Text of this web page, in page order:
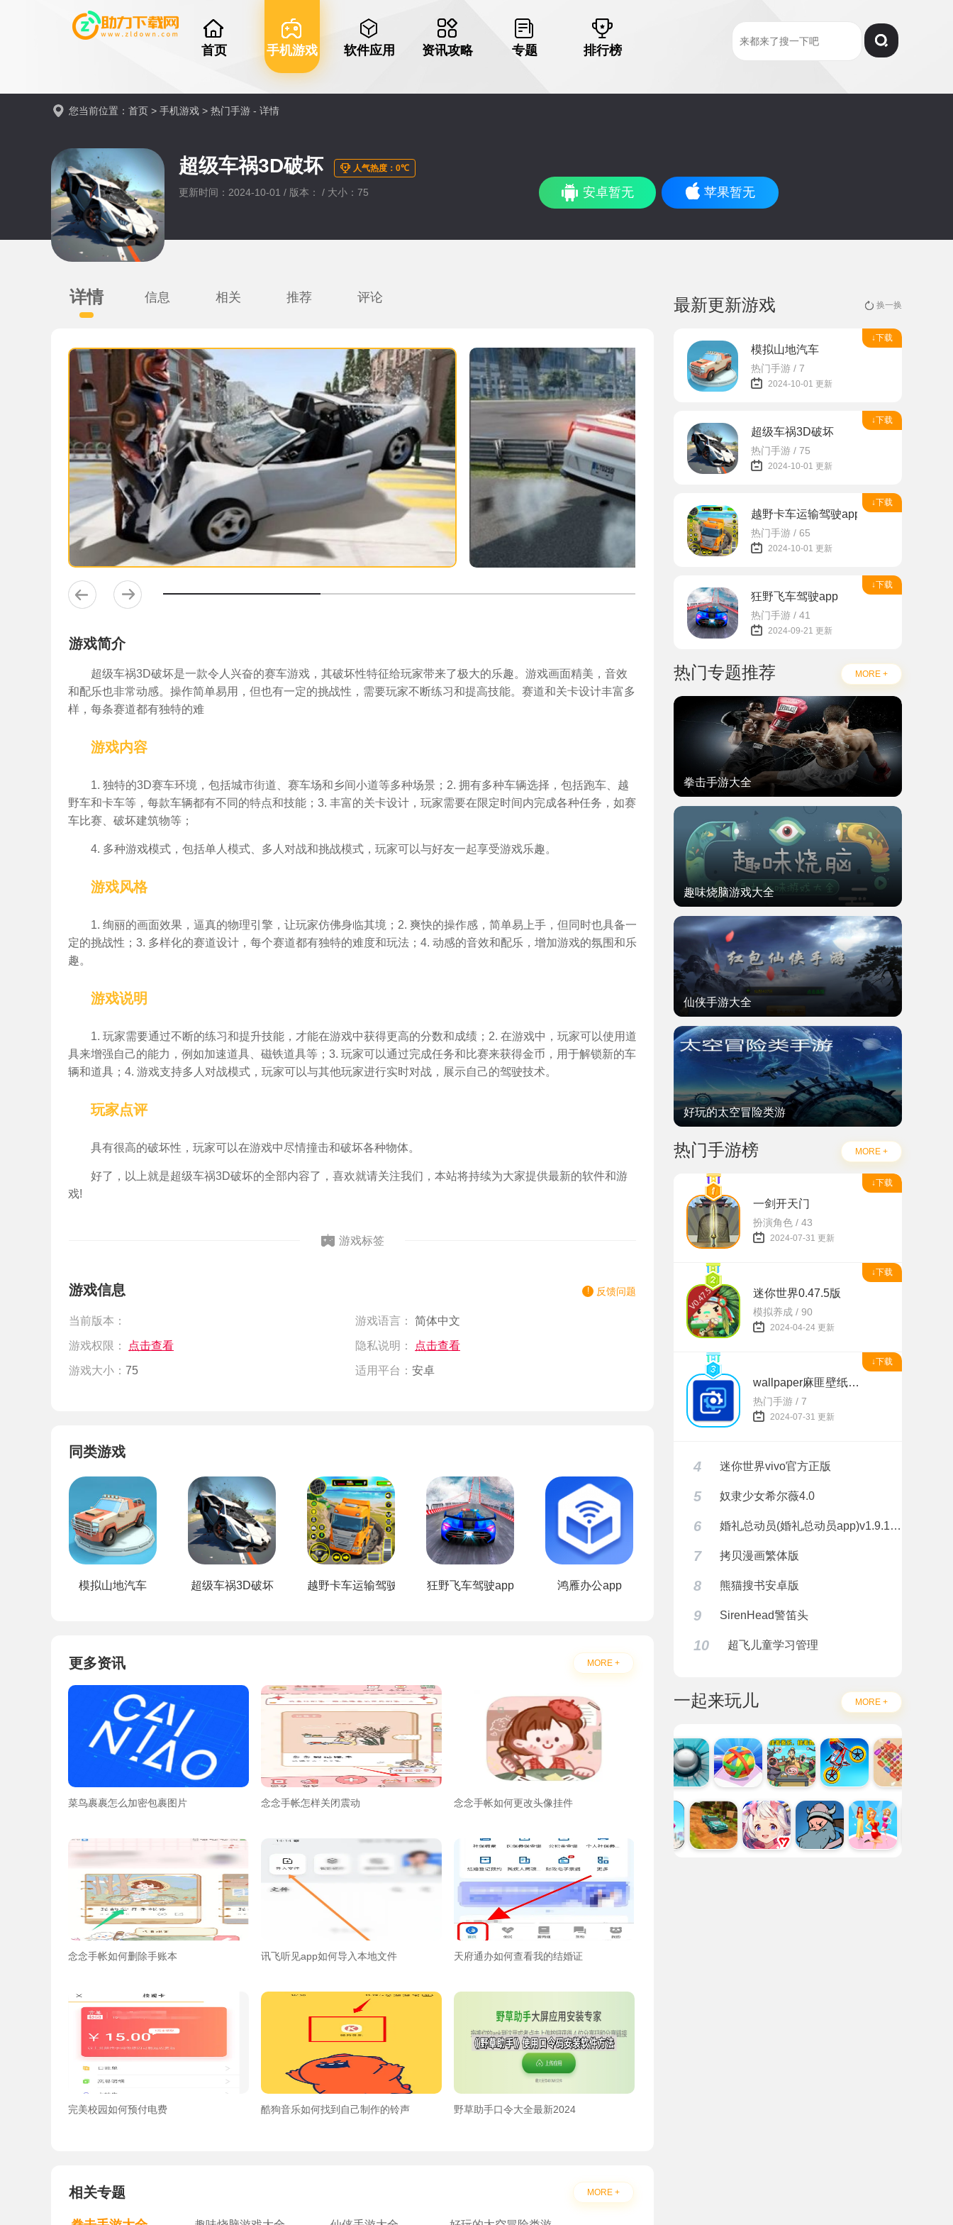
首页 手机游戏 软件应用 资讯攻略 专题 排行榜
您当前位置： 首页 > 手机游戏 > 热门手游 - 详情
超级车祸3D破坏 人气热度：0℃
更新时间：2024-10-01 / 版本： / 大小：75 安卓暂无 苹果暂无
详情 信息 相关 推荐 评论
游戏简介
超级车祸3D破坏是一款令人兴奋的赛车游戏，其破坏性特征给玩家带来了极大的乐趣。游戏画面精美，音效
和配乐也非常动感。操作简单易用，但也有一定的挑战性，需要玩家不断练习和提高技能。赛道和关卡设计丰富多
样，每条赛道都有独特的难
游戏内容
1. 独特的3D赛车环境，包括城市街道、赛车场和乡间小道等多种场景；2. 拥有多种车辆选择，包括跑车、越
野车和卡车等，每款车辆都有不同的特点和技能；3. 丰富的关卡设计，玩家需要在限定时间内完成各种任务，如赛
车比赛、破坏建筑物等；
4. 多种游戏模式，包括单人模式、多人对战和挑战模式，玩家可以与好友一起享受游戏乐趣。
游戏风格
1. 绚丽的画面效果，逼真的物理引擎，让玩家仿佛身临其境；2. 爽快的操作感，简单易上手，但同时也具备一
定的挑战性；3. 多样化的赛道设计，每个赛道都有独特的难度和玩法；4. 动感的音效和配乐，增加游戏的氛围和乐
趣。
游戏说明
1. 玩家需要通过不断的练习和提升技能，才能在游戏中获得更高的分数和成绩；2. 在游戏中，玩家可以使用道
具来增强自己的能力，例如加速道具、磁铁道具等；3. 玩家可以通过完成任务和比赛来获得金币，用于解锁新的车
辆和道具；4. 游戏支持多人对战模式，玩家可以与其他玩家进行实时对战，展示自己的驾驶技术。
玩家点评
具有很高的破坏性，玩家可以在游戏中尽情撞击和破坏各种物体。
好了，以上就是超级车祸3D破坏的全部内容了，喜欢就请关注我们，本站将持续为大家提供最新的软件和游
戏!
游戏标签
游戏信息 反馈问题
当前版本： 游戏语言： 简体中文
游戏权限： 点击查看 隐私说明： 点击查看
游戏大小： 75 适用平台： 安卓
同类游戏
模拟山地汽车 超级车祸3D破坏 越野卡车运输驾驶app 狂野飞车驾驶app 鸿雁办公app
更多资讯 MORE +
菜鸟裹裹怎么加密包裹图片 念念手帐怎样关闭震动 念念手帐如何更改头像挂件
念念手帐如何删除手账本 讯飞听见app如何导入本地文件 天府通办如何查看我的结婚证
完美校园如何预付电费 酷狗音乐如何找到自己制作的铃声 野草助手口令大全最新2024
相关专题 MORE +
最新更新游戏 换一换
↓下载
模拟山地汽车
热门手游 / 7
2024-10-01 更新
↓下载
超级车祸3D破坏
热门手游 / 75
2024-10-01 更新
↓下载
越野卡车运输驾驶app
热门手游 / 65
2024-10-01 更新
↓下载
狂野飞车驾驶app
热门手游 / 41
2024-09-21 更新
热门专题推荐 MORE +
拳击手游大全
趣味烧脑游戏大全
仙侠手游大全
好玩的太空冒险类游
热门手游榜 MORE +
↓下载
一剑开天门
扮演角色 / 43
2024-07-31 更新
↓下载
迷你世界0.47.5版
模拟养成 / 90
2024-04-24 更新
↓下载
wallpaper麻匪壁纸透视
热门手游 / 7
2024-07-31 更新
4 迷你世界vivo官方正版
5 奴隶少女希尔薇4.0
6 婚礼总动员(婚礼总动员app)v1.9.1 安卓正式版
7 拷贝漫画繁体版
8 熊猫搜书安卓版
9 SirenHead警笛头
10 超飞儿童学习管理
一起来玩儿 MORE +